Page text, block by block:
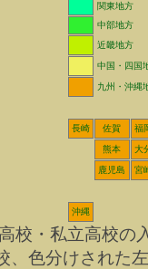
関東地方
中部地方
近畿地方
中国・四国
九州・沖縄
長崎 佐賀
福
熊本 大
鹿児島 宮
沖縄
・私立高校の
色分けされた